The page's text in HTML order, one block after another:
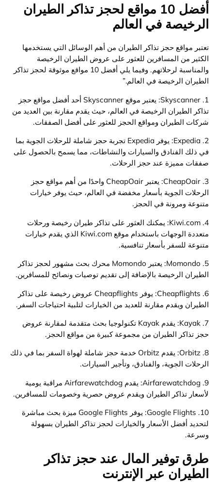
أفضل 10 مواقع لحجز تذاكر الطيران
الرخيصة في العالم
تعتبر مواقع حجز تذاكر الطيران من أهم الوسائل التي يستخدمها
الكثير من المسافرين للعثور على عروض الطيران الرخيصة
والمناسبة لرحلاتهم. وفيما يلي أفضل 10 مواقع موثوقة لحجز تذاكر
الطيران الرخيصة في العالم.”
1. Skyscanner: يعتبر موقع Skyscanner أحد أفضل مواقع حجز
تذاكر الطيران الرخيصة في العالم، حيث يقدم مقارنة بين العديد من
شركات الطيران ومواقع الحجز للعثور على أفضل الصفقات.
2. Expedia: يوفر Expedia تجربة حجز شاملة للرحلات الجوية بما
في ذلك الفنادق والسيارات والنشاطات، مما يسمح بالحصول على
صفقات مميزة عند حجز الرحلات.
3. CheapOair: يعتبر CheapOair واحدًا من أهم مواقع حجز
الرحلات الجوية بأسعار مخفضة في العالم، حيث يوفر خيارات
متنوعة ومرونة في الحجز.
4. Kiwi.com: يمكنك العثور على تذاكر طيران رخيصة ورحلات
متعددة الوجهات باستخدام موقع Kiwi.com الذي يقدم خيارات
متنوعة للسفر بأسعار تنافسية.
5. Momondo: يعتبر Momondo محرك بحث مشهور لحجز تذاكر
الطيران الرخيصة بالإضافة إلى تقديم توصيات ونصائح للمسافرين.
6. Cheapflights: يوفر Cheapflights عروض رخيصة على تذاكر
الطيران ويقدم مقارنة للعديد من الخيارات لتلبية احتياجات السفر.
7. Kayak: يقدم Kayak تكنولوجيا بحث متقدمة لمقارنة عروض
حجز تذاكر الطيران من مجموعة كبيرة من مواقع الحجز.
8. Orbitz: يقدم Orbitz خدمة حجز شاملة لهواة السفر بما في ذلك
الرحلات الجوية، والفنادق، وتأجير السيارات.
9. Airfarewatchdog: يقدم Airfarewatchdog مراقبة يومية
لأسعار تذاكر الطيران ويقدم عروض حصرية وخصومات للمسافرين.
10. Google Flights: يوفر Google Flights ميزة بحث مباشرة
لتحديد أفضل الأسعار والخيارات لحجز تذاكر الطيران بسهولة
وسرعة.
طرق توفير المال عند حجز تذاكر
الطيران عبر الإنترنت